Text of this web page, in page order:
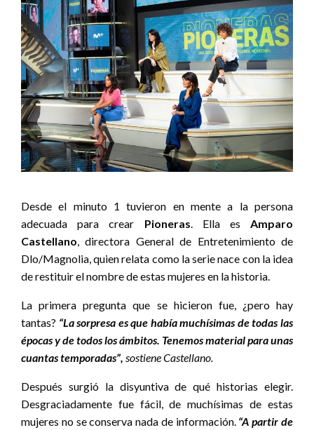
Desde el minuto 1 tuvieron en mente a la persona
adecuada para crear Pioneras . Ella es Amparo
Castellano , directora General de Entretenimiento de
Dlo/Magnolia, quien relata como la serie nace con la idea
de restituir el nombre de estas mujeres en la historia.
La primera pregunta que se hicieron fue, ¿pero hay
tantas? “La sorpresa es que había muchísimas de todas las
épocas y de todos los ámbitos. Tenemos material para unas
cuantas temporadas”, sostiene Castellano.
Después surgió la disyuntiva de qué historias elegir.
Desgraciadamente fue fácil, de muchísimas de estas
mujeres no se conserva nada de información. “A partir de